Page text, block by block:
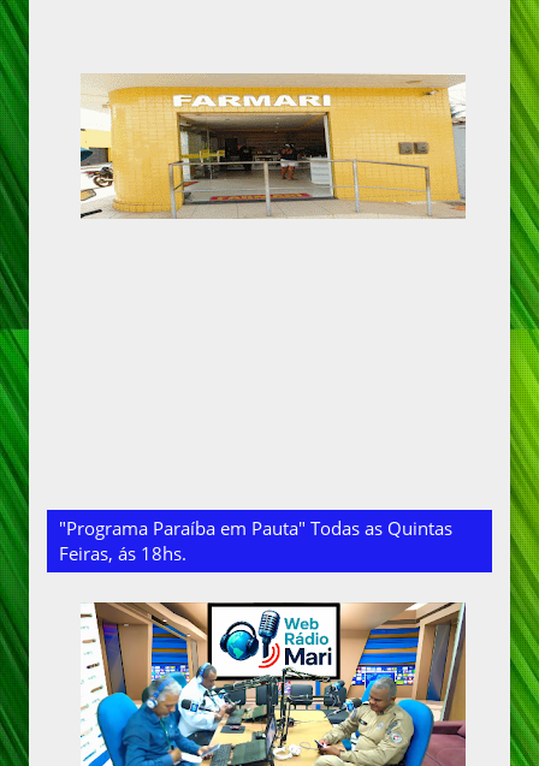
"Programa Paraíba em Pauta" Todas as Quintas
Feiras, ás 18hs.